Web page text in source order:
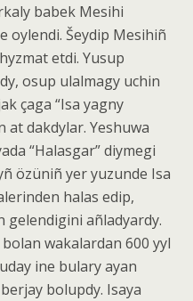
babek Mesihi
oylendi. Šeydip Mesihiñ
etdi. Yusup
osup ulalmagy uchin
çaga “Isa yagny
at dakdylar. Yeshuwa
“Halasgar” diymegi
özüniñ yer yuzunde Isa
halas edip,
gelendigini añladyardy.
wakalardan 600 yyl
ine bulary ayan
bolupdy. Isaya